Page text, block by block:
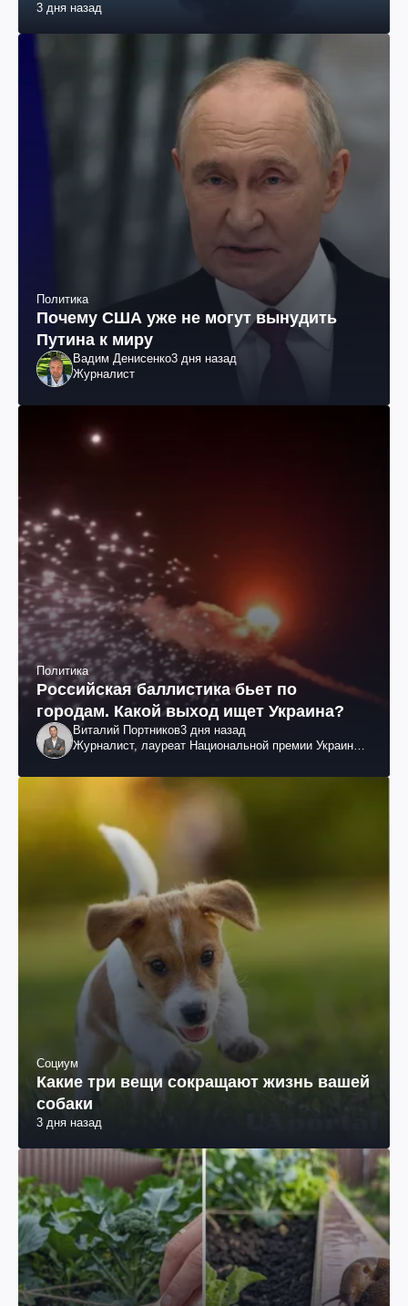
3 дня назад
Политика
Почему США уже не могут вынудить
Путина к миру
Вадим Денисенко3 дня назад
Журналист
Политика
Российская баллистика бьет по
городам. Какой выход ищет Украина?
Виталий Портников3 дня назад
Журналист, лауреат Национальной премии Украины
Социум
Какие три вещи сокращают жизнь вашей
собаки
3 дня назад